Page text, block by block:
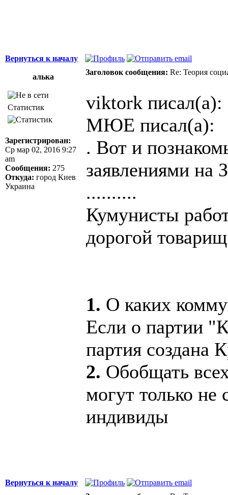
Вернуться к началу
алька
Заголовок сообщения: Re: Теория
Статистик
Зарегистрирован:
Ср мар 02, 2016 9:27
am
Сообщения: 275
Откуда: город Киев
Украина
viktork писал(а):
МЮЕ писал(а):
. Вот и
заявлениями на
..........
Кумунисты
дорогой
1. О каких
Если о партии
партия создана
2. Обобщать
могут только не
индивиды
Вернуться к началу